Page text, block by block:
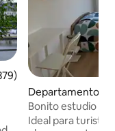
promedio: 4.78 de
Departamento
Bonito estudio
Cité des Congrès
Ideal para